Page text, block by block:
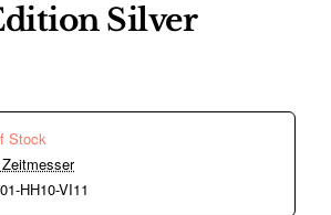
Silver
Stock
HH10-VI11